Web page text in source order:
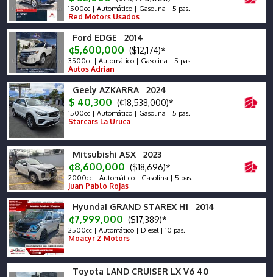
1500cc | Automático | Gasolina | 5 pas.
Red Motors Usados
Ford EDGE 2014
¢5,600,000 ($12,174)*
3500cc | Automático | Gasolina | 5 pas.
Autos Adrian
Geely AZKARRA 2024
$ 40,300 (¢18,538,000)*
1500cc | Automático | Gasolina | 5 pas.
Starcars La Uruca
Mitsubishi ASX 2023
¢8,600,000 ($18,696)*
2000cc | Automático | Gasolina | 5 pas.
Juan Pablo Rojas
Hyundai GRAND STAREX H1 2014
¢7,999,000 ($17,389)*
2500cc | Automático | Diesel | 10 pas.
Moacyr Z Motors
Toyota LAND CRUISER LX V6 40